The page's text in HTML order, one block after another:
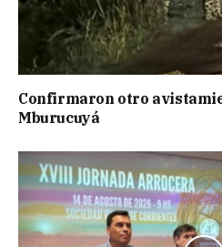
Confirmaron otro
Mburucuyá